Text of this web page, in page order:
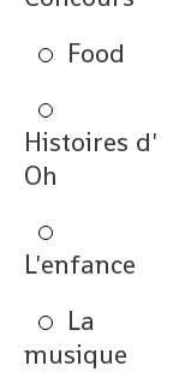
Food
Histoires d'
Oh
L'enfance
La
musique